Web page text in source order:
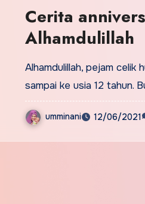
Cerita
Alhamdulillah
Alhamdulillah, pejam celik
sampai ke usia 12 tahun.
umminani 12/06/2021